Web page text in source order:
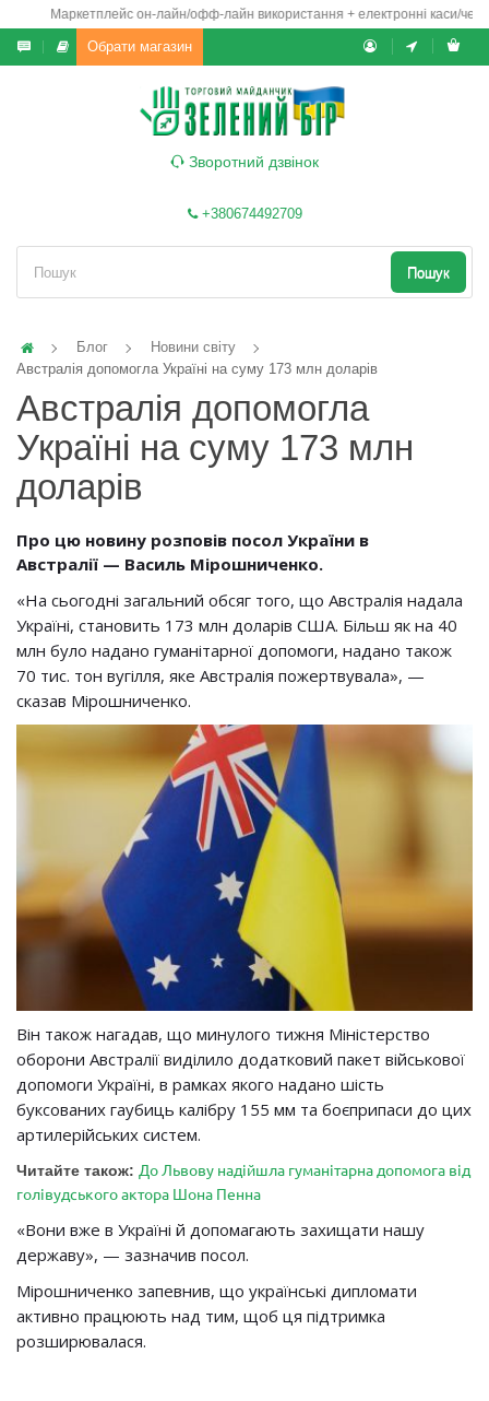
Маркетплейс он-лайн/офф-лайн використання + електронні каси/чеки/
Обрати магазин
Зворотний дзвінок
+380674492709
Пошук
Блог
Новини світу
Австралія допомогла Україні на суму 173 млн доларів
Австралія допомогла
Україні на суму 173 млн
доларів
Про цю новину розповів посол України в
Австралії — Василь Мірошниченко.
«На сьогодні загальний обсяг того, що Австралія надала
Україні, становить 173 млн доларів США. Більш як на 40
млн було надано гуманітарної допомоги, надано також
70 тис. тон вугілля, яке Австралія пожертвувала», —
сказав Мірошниченко.
Він також нагадав, що минулого тижня Міністерство
оборони Австралії виділило додатковий пакет військової
допомоги Україні, в рамках якого надано шість
буксованих гаубиць калібру 155 мм та боєприпаси до цих
артилерійських систем.
Читайте також: До Львову надійшла гуманітарна допомога від
голівудського актора Шона Пенна
«Вони вже в Україні й допомагають захищати нашу
державу», — зазначив посол.
Мірошниченко запевнив, що українські дипломати
активно працюють над тим, щоб ця підтримка
розширювалася.